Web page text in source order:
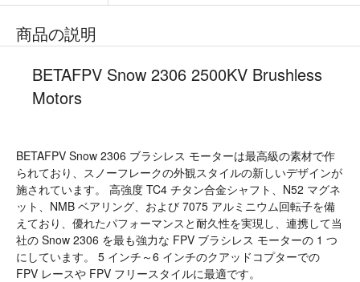
商品の説明
BETAFPV Snow 2306 2500KV Brushless
Motors
BETAFPV Snow 2306 ブラシレス モーターは最高級の素材で作
られており、スノーフレークの外観スタイルの新しいデザインが
施されています。 高強度 TC4 チタン合金シャフト、N52 マグネ
ット、NMB ベアリング、および 7075 アルミニウム回転子を備
えており、優れたパフォーマンスと耐久性を実現し、連携して当
社の Snow 2306 を最も強力な FPV ブラシレス モーターの 1 つ
にしています。 5 インチ～6 インチのクアッドコプターでの
FPV レースや FPV フリースタイルに最適です。